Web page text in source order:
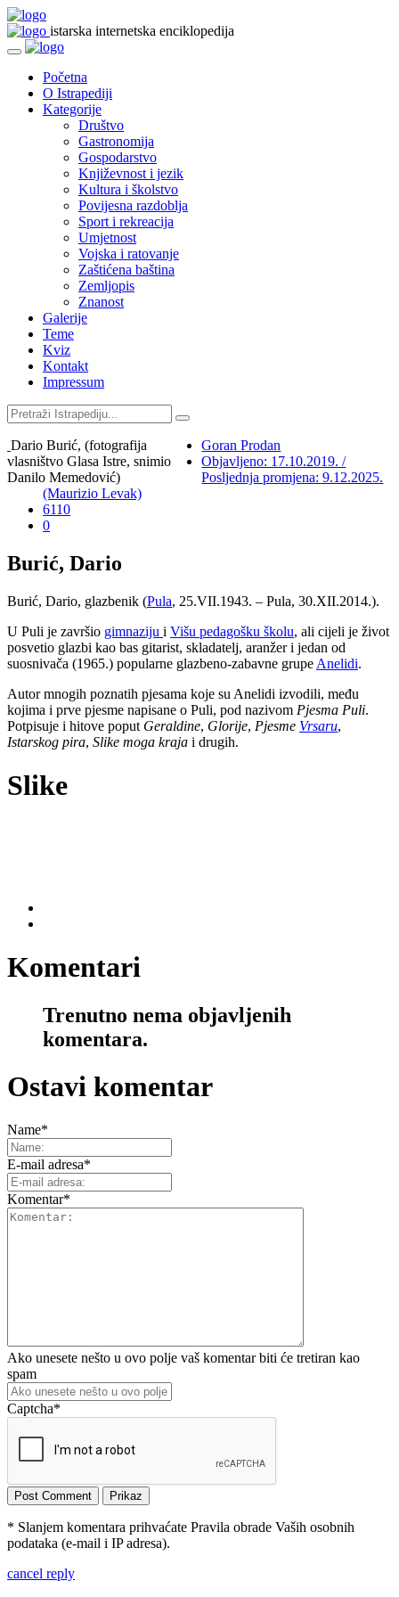
istarska internetska enciklopedija
Početna
O Istrapediji
Kategorije
Društvo
Gastronomija
Gospodarstvo
Književnost i jezik
Kultura i školstvo
Povijesna razdoblja
Sport i rekreacija
Umjetnost
Vojska i ratovanje
Zaštićena baština
Zemljopis
Znanost
Galerije
Teme
Kviz
Kontakt
Impressum
Dario Burić, (fotografija
vlasništvo Glasa Istre, snimio
Danilo Memedović)
Goran Prodan
Objavljeno: 17.10.2019. /
Posljednja promjena: 9.12.2025.
(Maurizio Levak)
6110
0
Burić, Dario
Burić, Dario, glazbenik (Pula, 25.VII.1943. – Pula, 30.XII.2014.).
U Puli je završio gimnaziju i Višu pedagošku školu, ali cijeli je život
posvetio glazbi kao bas gitarist, skladatelj, aranžer i jedan od
suosnivača (1965.) popularne glazbeno-zabavne grupe Anelidi.
Autor mnogih poznatih pjesama koje su Anelidi izvodili, među
kojima i prve pjesme napisane o Puli, pod nazivom Pjesma Puli.
Potpisuje i hitove poput Geraldine, Glorije, Pjesme Vrsaru,
Istarskog pira, Slike moga kraja i drugih.
Slike
Komentari
Trenutno nema objavljenih
komentara.
Ostavi komentar
Name*
E-mail adresa*
Komentar*
Ako unesete nešto u ovo polje vaš komentar biti će tretiran kao
spam
Captcha*
* Slanjem komentara prihvaćate Pravila obrade Vaših osobnih
podataka (e-mail i IP adresa).
cancel reply